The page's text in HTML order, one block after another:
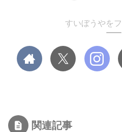
すいぼうやを
関連記事